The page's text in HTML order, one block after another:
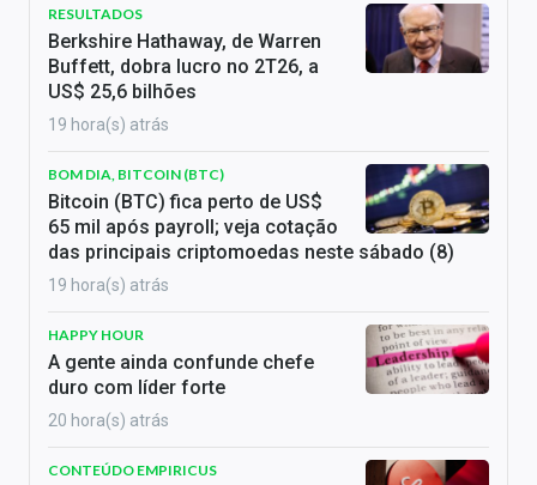
RESULTADOS
Berkshire Hathaway, de Warren
Buffett, dobra lucro no 2T26, a
US$ 25,6 bilhões
19 hora(s) atrás
BOM DIA, BITCOIN (BTC)
Bitcoin (BTC) fica perto de US$
65 mil após payroll; veja cotação
das principais criptomoedas neste sábado (8)
19 hora(s) atrás
HAPPY HOUR
A gente ainda confunde chefe
duro com líder forte
20 hora(s) atrás
CONTEÚDO EMPIRICUS